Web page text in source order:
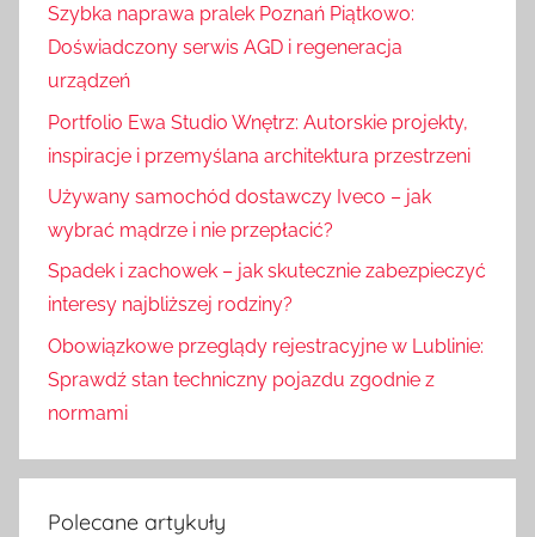
Szybka naprawa pralek Poznań Piątkowo:
Doświadczony serwis AGD i regeneracja
urządzeń
Portfolio Ewa Studio Wnętrz: Autorskie projekty,
inspiracje i przemyślana architektura przestrzeni
Używany samochód dostawczy Iveco – jak
wybrać mądrze i nie przepłacić?
Spadek i zachowek – jak skutecznie zabezpieczyć
interesy najbliższej rodziny?
Obowiązkowe przeglądy rejestracyjne w Lublinie:
Sprawdź stan techniczny pojazdu zgodnie z
normami
Polecane artykuły